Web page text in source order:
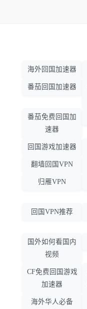
海外回国加速器
番茄回国加速器
番茄免费回国加
速器
回国游戏加速器
翻墙回国VPN
归雁VPN
回国VPN推荐
国外如何看国内
视频
CF免费回国游戏
加速器
海外华人必备